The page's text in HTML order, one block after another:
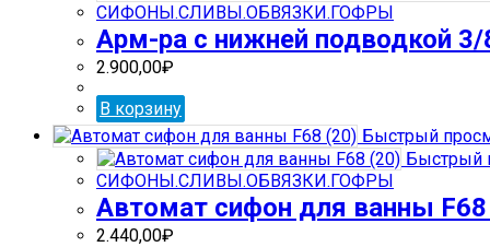
СИФОНЫ.СЛИВЫ.ОБВЯЗКИ.ГОФРЫ
Арм-ра с нижней подводкой
2.900,00₽
В корзину
Быстрый
Быстрый
СИФОНЫ.СЛИВЫ.ОБВЯЗКИ.ГОФРЫ
Автомат сифон для ванны
2.440,00₽